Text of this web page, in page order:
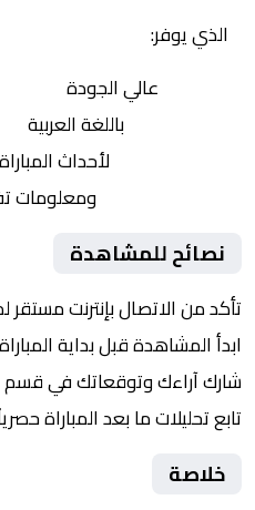
الذي يوفر:
عالي الجودة
باللغة العربية
لأحداث المباراة
ومعلومات
نصائح للمشاهدة
تأكد من الاتصال بإنترنت
ابدأ المشاهدة قبل بداية المباراة بـ 10
شارك آراءك وتوقعاتك في قسم
تابع تحليلات ما بعد المباراة
خلاصة